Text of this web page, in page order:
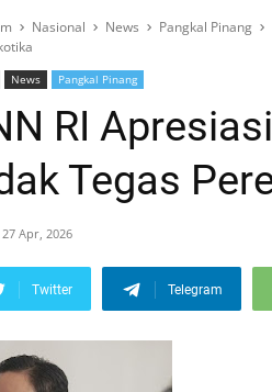
Nasional News Pangkal Pinang
News Pangkal Pinang
RI
Tegas
27 Apr, 2026
Twitter Telegram